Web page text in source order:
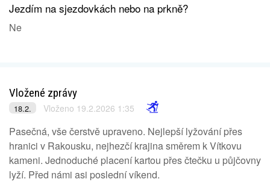
Jezdím na sjezdovkách nebo na prkně?
Ne
Vložené zprávy
18.2. Vloženo 19.2.2026 1:35
Pasečná, vše čerstvě upraveno. Nejlepší lyžování přes
hranici v Rakousku, nejhezčí krajina směrem k Vítkovu
kameni. Jednoduché placení kartou přes čtečku u půjčovny
lyží. Před námi asi poslední víkend.